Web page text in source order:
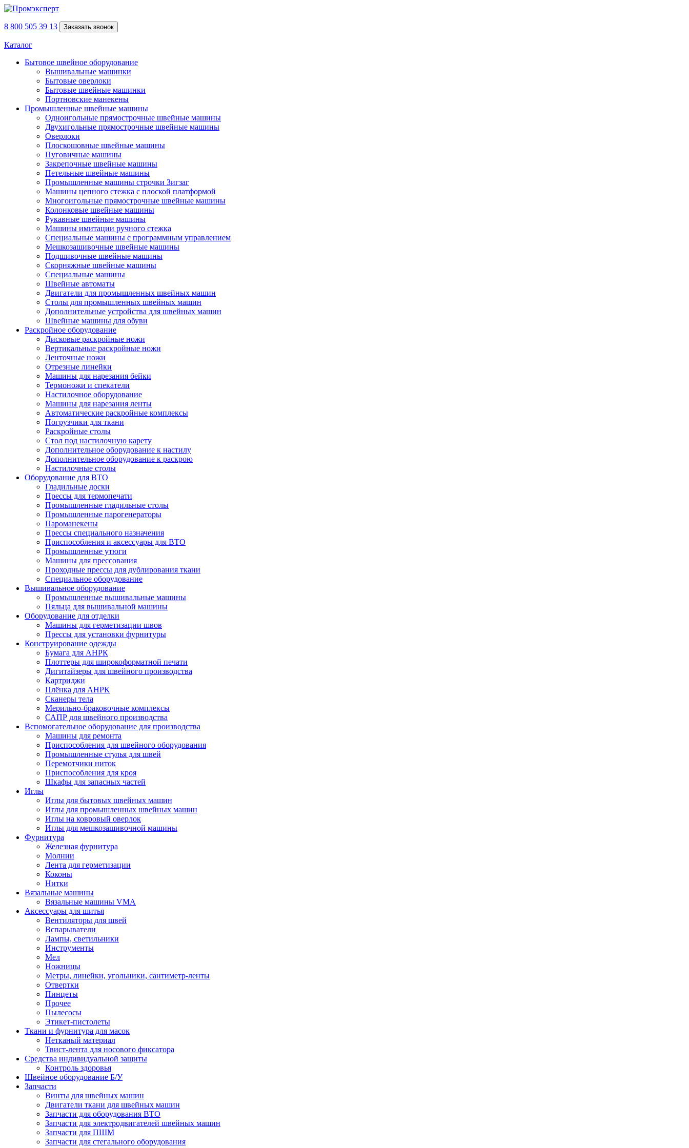
8 800 505 39 13 Заказать звонок
Каталог
Бытовое швейное оборудование
Вышивальные машинки
Бытовые оверлоки
Бытовые швейные машинки
Портновские манекены
Промышленные швейные машины
Одноигольные прямострочные швейные машины
Двухигольные прямострочные швейные машины
Оверлоки
Плоскошовные швейные машины
Пуговичные машины
Закрепочные швейные машины
Петельные швейные машины
Промышленные машины строчки Зигзаг
Машины цепного стежка с плоской платформой
Многоигольные прямострочные швейные машины
Колонковые швейные машины
Рукавные швейные машины
Машины имитации ручного стежка
Специальные машины с программным управлением
Мешкозашивочные швейные машины
Подшивочные швейные машины
Скорняжные швейные машины
Специальные машины
Швейные автоматы
Двигатели для промышленных швейных машин
Столы для промышленных швейных машин
Дополнительные устройства для швейных машин
Швейные машины для обуви
Раскройное оборудование
Дисковые раскройные ножи
Вертикальные раскройные ножи
Ленточные ножи
Отрезные линейки
Машины для нарезания бейки
Термоножи и спекатели
Настилочное оборудование
Машины для нарезания ленты
Автоматические раскройные комплексы
Погрузчики для ткани
Раскройные столы
Стол под настилочную карету
Дополнительное оборудование к настилу
Дополнительное оборудование к раскрою
Настилочные столы
Оборудование для ВТО
Гладильные доски
Прессы для термопечати
Промышленные гладильные столы
Промышленные парогенераторы
Пароманекены
Прессы специального назначения
Приспособления и аксессуары для ВТО
Промышленные утюги
Машины для прессования
Проходные прессы для дублирования ткани
Специальное оборудование
Вышивальное оборудование
Промышленные вышивальные машины
Пяльца для вышивальной машины
Оборудование для отделки
Машины для герметизации швов
Прессы для установки фурнитуры
Конструирование одежды
Бумага для АНРК
Плоттеры для широкоформатной печати
Дигитайзеры для швейного производства
Картриджи
Плёнка для АНРК
Сканеры тела
Мерильно-браковочные комплексы
САПР для швейного производства
Вспомогательное оборудование для производства
Машины для ремонта
Приспособления для швейного оборудования
Промышленные стулья для швей
Перемотчики ниток
Приспособления для кроя
Шкафы для запасных частей
Иглы
Иглы для бытовых швейных машин
Иглы для промышленных швейных машин
Иглы на ковровый оверлок
Иглы для мешкозашивочной машины
Фурнитура
Железная фурнитура
Молнии
Лента для герметизации
Коконы
Нитки
Вязальные машины
Вязальные машины VMA
Аксессуары для шитья
Вентиляторы для швей
Вспарыватели
Лампы, светильники
Инструменты
Мел
Ножницы
Метры, линейки, угольники, сантиметр-ленты
Отвертки
Пинцеты
Прочее
Пылесосы
Этикет-пистолеты
Ткани и фурнитура для масок
Нетканый материал
Твист-лента для носового фиксатора
Средства индивидуальной защиты
Контроль здоровья
Швейное оборудование Б/У
Запчасти
Винты для швейных машин
Двигатели ткани для швейных машин
Запчасти для оборудования ВТО
Запчасти для электродвигателей швейных машин
Запчасти для ПШМ
Запчасти для стегального оборудования